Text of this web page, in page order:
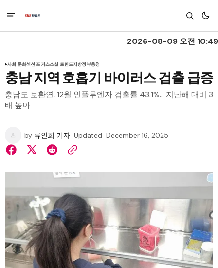
2026-08-09 오전 10:49
사회 문화섹션 포커스소셜 트렌드지방정부충청
충남 지역 호흡기 바이러스 검출 급증
충남도 보환연, 12월 인플루엔자 검출률 43.1%… 지난해 대비 3
배 높아
by 류인희 기자 Updated December 16, 2025